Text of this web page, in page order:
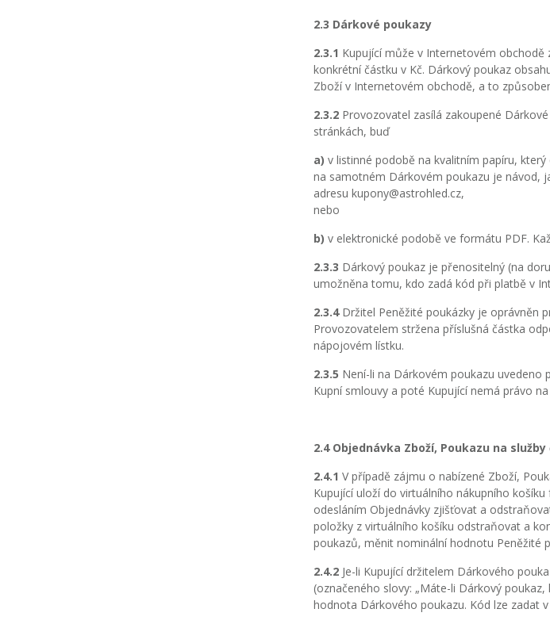
2.3 Dárkové poukazy
2.3.1 Kupující může v Internetovém
konkrétní částku v Kč. Dárkový poukaz
Zboží v Internetovém obchodě, a to
2.3.2Provozovatel zasílá zakoupené
stránkách, buď
a) v listinné podobě na kvalitním papíru,
na samotném Dárkovém poukazu je návod,
adresu kupony@astrohled.cz,
nebo
b) v elektronické podobě ve formátu PDF.
2.3.3 Dárkový poukaz je přenositelný (na
umožněna tomu, kdo zadá kód při platbě v
2.3.4Držitel Peněžité poukázky je oprávněn
Provozovatelem stržena příslušná částka
nápojovém lístku.
2.3.5 Není-li na Dárkovém poukazu
Kupní smlouvy a poté Kupující nemá právo
2.4 Objednávka Zboží, Poukazu na
2.4.1 V případě zájmu o nabízené Zboží,
Kupující uloží do virtuálního nákupního
odesláním Objednávky zjišťovat a
položky z virtuálního košíku odstraňovat a
poukazů, měnit nominální hodnotu Peněžité
2.4.2Je-li Kupující držitelem Dárkového
(označeného slovy: „Máte-li Dárkový
hodnota Dárkového poukazu. Kód lze zadat